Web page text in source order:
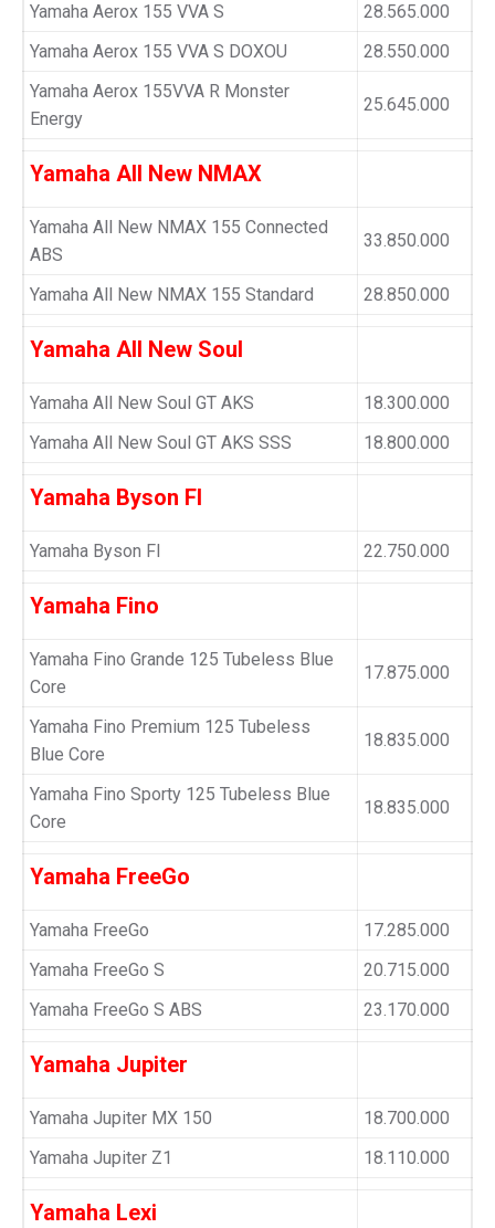
Yamaha Aerox 155 VVA S
28.565.000
Yamaha Aerox 155 VVA S DOXOU
28.550.000
Yamaha Aerox 155VVA R Monster
Energy
25.645.000
Yamaha All New NMAX
Yamaha All New NMAX 155 Connected
ABS
33.850.000
Yamaha All New NMAX 155 Standard 28.850.000
Yamaha All New Soul
Yamaha All New Soul GT AKS
18.300.000
Yamaha All New Soul GT AKS SSS
18.800.000
Yamaha Byson FI
Yamaha Byson FI 22.750.000
Yamaha Fino
Yamaha Fino Grande 125 Tubeless Blue
Core
17.875.000
Yamaha Fino Premium 125 Tubeless
Blue Core
18.835.000
Yamaha Fino Sporty 125 Tubeless Blue
Core
18.835.000
Yamaha FreeGo
Yamaha FreeGo
17.285.000
Yamaha FreeGo S
20.715.000
Yamaha FreeGo S ABS
23.170.000
Yamaha Jupiter
Yamaha Jupiter MX 150
18.700.000
Yamaha Jupiter Z1
18.110.000
Yamaha Lexi